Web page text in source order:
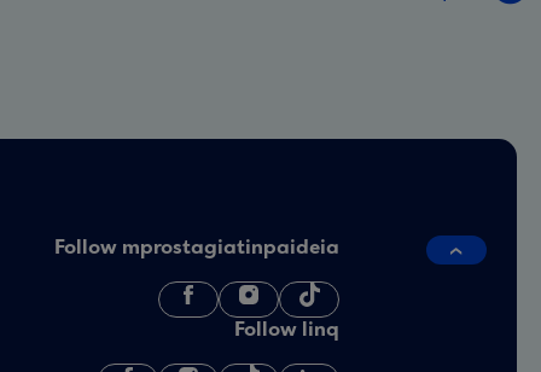
Follow mprostagiatinpaideia
Follow linq